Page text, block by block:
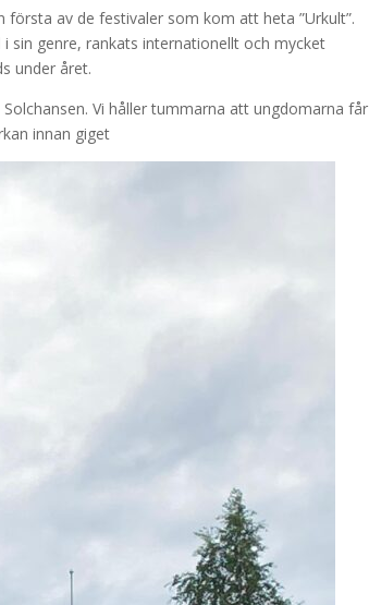
av de festivaler som kom att heta ”Urkult”.
sin genre, rankats internationellt och mycket
under året.
Vi håller tummarna att ungdomarna får
innan giget